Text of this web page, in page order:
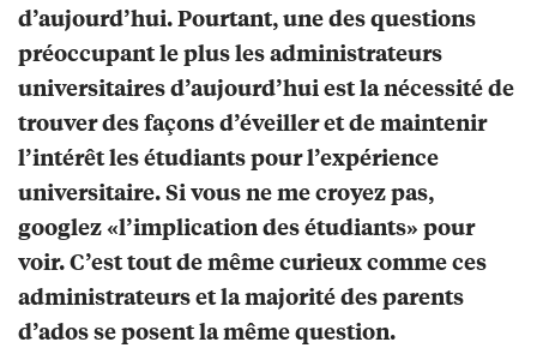
d’aujourd’hui. Pourtant, une des questions
préoccupant le plus les administrateurs
universitaires d’aujourd’hui est la nécessité de
trouver des façons d’éveiller et de maintenir
l’intérêt les étudiants pour l’expérience
universitaire. Si vous ne me croyez pas,
googlez «l’implication des étudiants» pour
voir. C’est tout de même curieux comme ces
administrateurs et la majorité des parents
d’ados se posent la même question.